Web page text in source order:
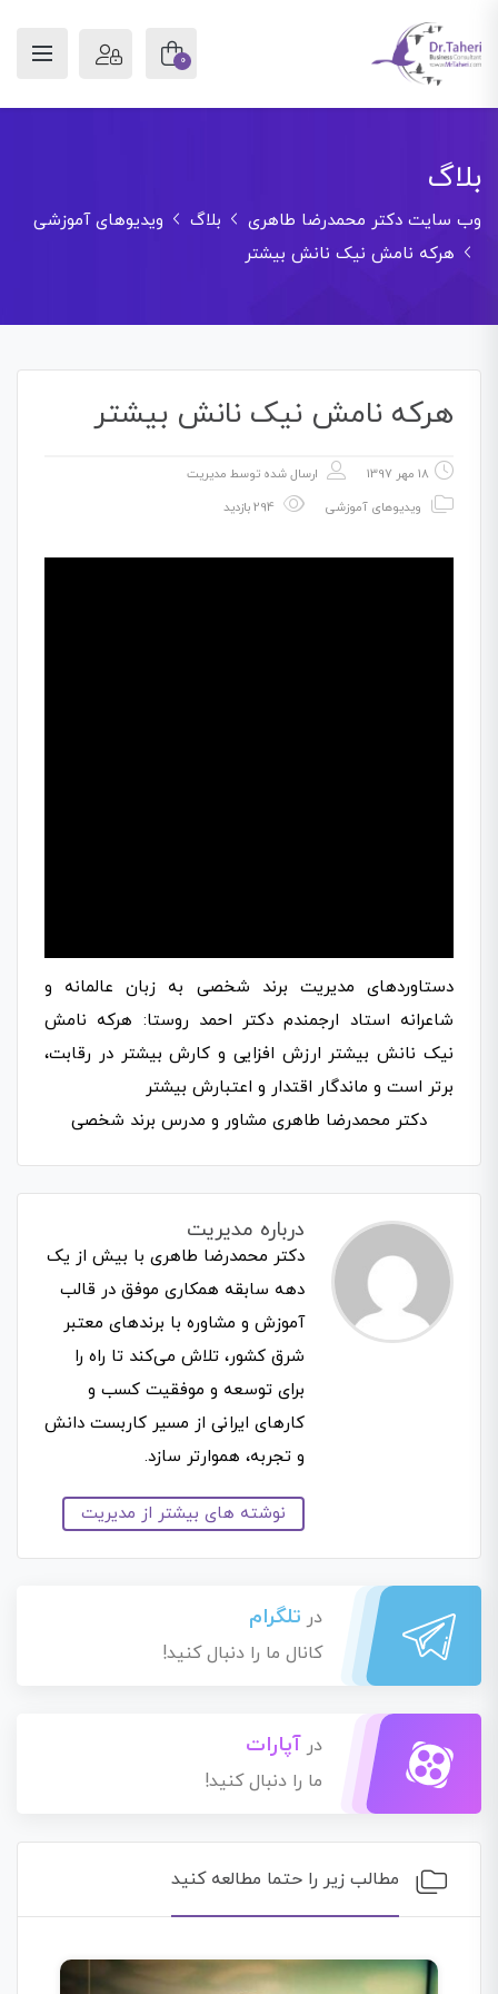
0
بلاگ
وب سایت دکتر محمدرضا طاهری بلاگ
ویدیوهای آموزشی
هرکه نامش نیک نانش بیشتر
هرکه نامش نیک نانش بیشتر
18 مهر 1397 ارسال شده توسط مدیریت
ویدیوهای آموزشی
دستاوردهای مدیریت برند شخصی به زبان عالمانه و
شاعرانه استاد ارجمندم دکتر احمد روستا: هرکه نامش
نیک نانش بیشتر ارزش افزایی و کارش بیشتر در رقابت،
برتر است و ماندگار اقتدار و اعتبارش بیشتر
دکتر محمدرضا طاهری مشاور و مدرس برند شخصی
درباره مدیریت
دکتر محمدرضا طاهری با بیش از یک
دهه سابقه همکاری موفق در قالب
آموزش و مشاوره با برندهای معتبر
شرق کشور، تلاش می‌کند تا راه را
برای توسعه و موفقیت کسب و
کارهای ایرانی از مسیر کاربست دانش
و تجربه، هموارتر سازد.
نوشته های بیشتر از مدیریت
در تلگرام
کانال ما را دنبال کنید!
در آپارات
ما را دنبال کنید!
مطالب زیر را حتما مطالعه کنید